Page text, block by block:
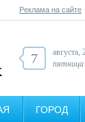
Реклама на сайте
7
августа,
пятница
ГОРОД